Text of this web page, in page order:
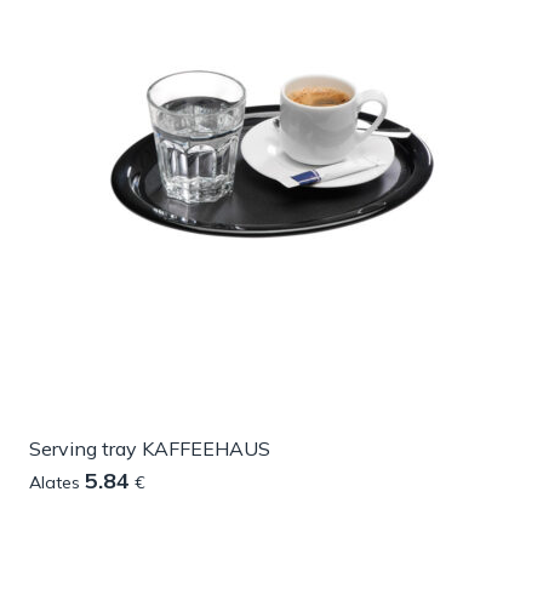
Serving tray KAFFEEHAUS
Alates 5.84 €